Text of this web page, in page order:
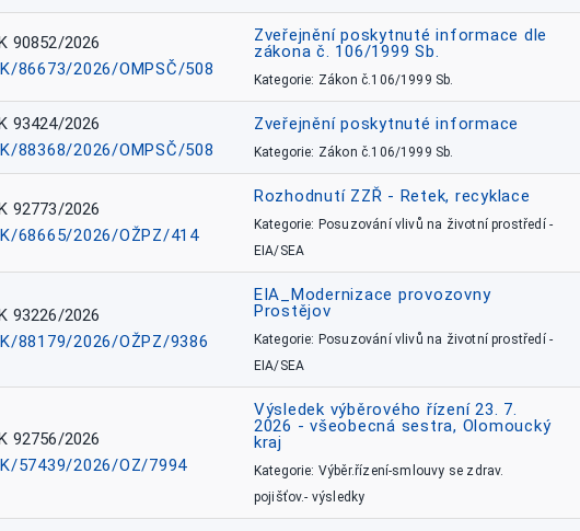
90852/2026
86673/2026/OMPSČ/508
Zveřejnění poskytnuté informace dle
zákona č. 106/1999 Sb.
Kategorie: Zákon č.106/1999 Sb.
93424/2026
88368/2026/OMPSČ/508
Zveřejnění poskytnuté informace
Kategorie: Zákon č.106/1999 Sb.
92773/2026
68665/2026/OŽPZ/414
Rozhodnutí ZZŘ - Retek, recyklace
Kategorie: Posuzování vlivů na životní prostředí -
EIA/SEA
93226/2026
88179/2026/OŽPZ/9386
EIA_Modernizace provozovny
Prostějov
Kategorie: Posuzování vlivů na životní prostředí -
EIA/SEA
92756/2026
57439/2026/OZ/7994
Výsledek výběrového řízení 23. 7.
2026 - všeobecná sestra, Olomoucký
kraj
Kategorie: Výběr.řízení-smlouvy se zdrav.
pojišťov.- výsledky